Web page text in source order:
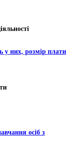
у них, розмір плати
осіб з